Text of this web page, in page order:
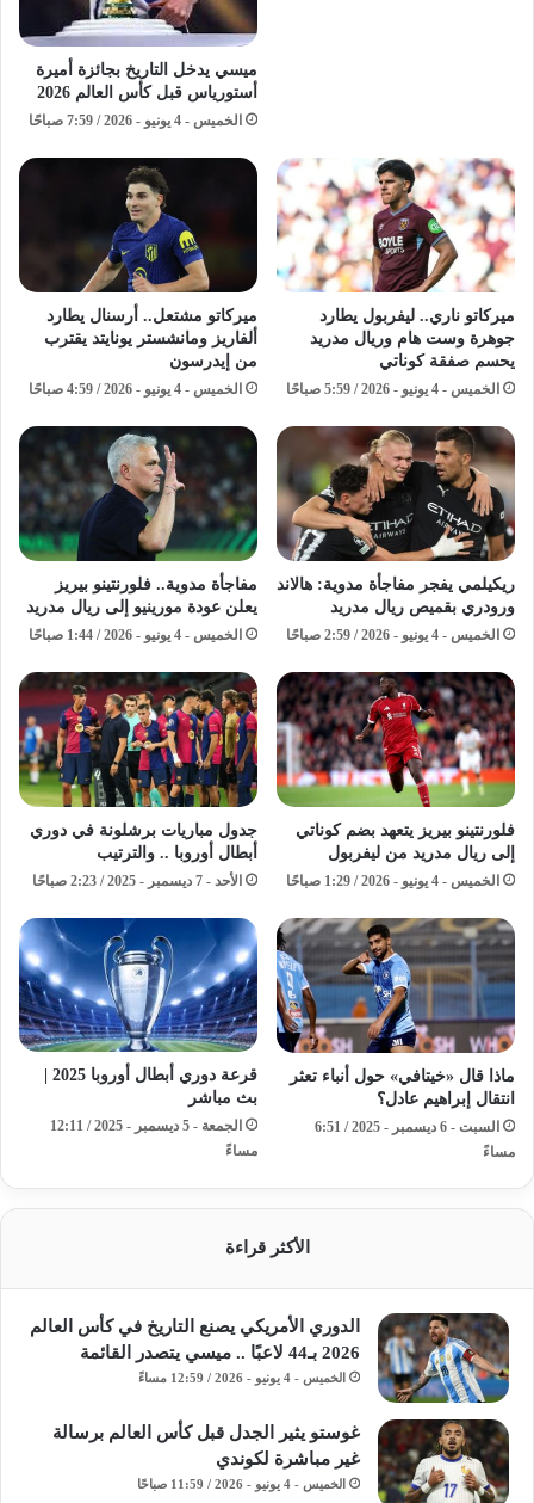
ميسي يدخل التاريخ بجائزة أميرة
أستورياس قبل كأس العالم 2026
الخميس - 4 يونيو - 2026 / 7:59 صباحًا
ميركاتو ناري.. ليفربول يطارد
جوهرة وست هام وريال مدريد
يحسم صفقة كوناتي
الخميس - 4 يونيو - 2026 / 5:59 صباحًا
ميركاتو مشتعل.. أرسنال يطارد
ألفاريز ومانشستر يونايتد يقترب
من إيدرسون
الخميس - 4 يونيو - 2026 / 4:59 صباحًا
ريكيلمي يفجر مفاجأة مدوية: هالاند
ورودري بقميص ريال مدريد
الخميس - 4 يونيو - 2026 / 2:59 صباحًا
مفاجأة مدوية.. فلورنتينو بيريز
يعلن عودة مورينيو إلى ريال مدريد
الخميس - 4 يونيو - 2026 / 1:44 صباحًا
فلورنتينو بيريز يتعهد بضم كوناتي
إلى ريال مدريد من ليفربول
الخميس - 4 يونيو - 2026 / 1:29 صباحًا
جدول مباريات برشلونة في دوري
أبطال أوروبا .. والترتيب
الأحد - 7 ديسمبر - 2025 / 2:23 صباحًا
ماذا قال «خيتافي» حول أنباء تعثر
انتقال إبراهيم عادل؟
السبت - 6 ديسمبر - 2025 / 6:51
مساءً
قرعة دوري أبطال أوروبا 2025 |
بث مباشر
الجمعة - 5 ديسمبر - 2025 / 12:11
مساءً
الأكثر قراءة
الدوري الأمريكي يصنع التاريخ في كأس العالم
2026 بـ44 لاعبًا .. ميسي يتصدر القائمة
الخميس - 4 يونيو - 2026 / 12:59 مساءً
غوستو يثير الجدل قبل كأس العالم برسالة
غير مباشرة لكوندي
الخميس - 4 يونيو - 2026 / 11:59 صباحًا